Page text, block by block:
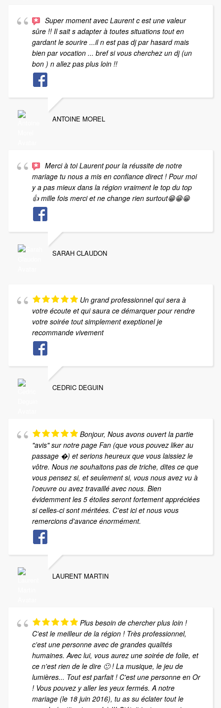
Super moment avec Laurent c est une valeur
sûre !! Il sait s adapter à toutes situations tout en
gardant le sourire ...il n est pas dj par hasard mais
bien par vocation ... bref si vous cherchez un dj (un
bon ) n allez pas plus loin !!
ANTOINE MOREL
Merci à toi Laurent pour la réussite de notre
mariage tu nous a mis en confiance direct ! Pour moi
y a pas mieux dans la région vraiment le top du top
👍 mille fois merci et ne change rien surtout😁😁😁
SARAH CLAUDON
Un grand professionnel qui sera à
votre écoute et qui saura ce démarquer pour rendre
votre soirée tout simplement exeptionel je
recommande vivement
CEDRIC DEGUIN
Bonjour, Nous avons ouvert la partie
"avis" sur notre page Fan (que vous pouvez liker au
passage �) et serions heureux que vous laissiez le
vôtre. Nous ne souhaitons pas de triche, dites ce que
vous pensez si, et seulement si, vous nous avez vu à
l'oeuvre ou avez travaillé avec nous. Bien
évidemment les 5 étoiles seront fortement appréciées
si celles-ci sont méritées. C'est ici et nous vous
remercions d'avance énormément.
LAURENT MARTIN
Plus besoin de chercher plus loin !
C'est le meilleur de la région ! Très professionnel,
c'est une personne avec de grandes qualités
humaines. Avec lui, vous aurez une soirée de folie, et
ce n'est rien de le dire 🙂 ! La musique, le jeu de
lumières... Tout est parfait ! C'est une personne en Or
! Vous pouvez y aller les yeux fermés. A notre
mariage (le 18 juin 2016), tu as su éclater tout le